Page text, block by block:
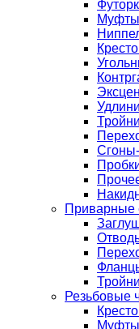
Муфты
Приварные
Резьбовые